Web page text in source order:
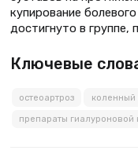
купирование
достигнуто в
Ключевые
остеоартроз коленный
препараты гиалуроновой